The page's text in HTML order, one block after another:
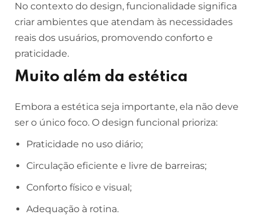
No contexto do design, funcionalidade significa
criar ambientes que atendam às necessidades
reais dos usuários, promovendo conforto e
praticidade.
Muito além da estética
Embora a estética seja importante, ela não deve
ser o único foco. O design funcional prioriza:
Praticidade no uso diário;
Circulação eficiente e livre de barreiras;
Conforto físico e visual;
Adequação à rotina.